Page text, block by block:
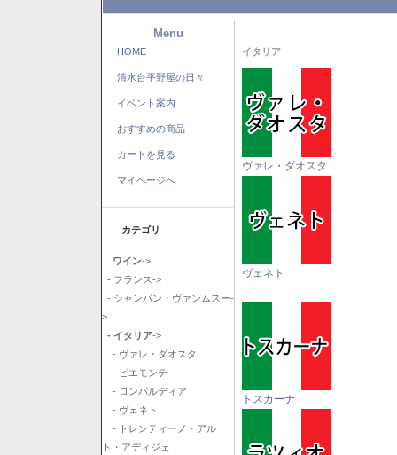
Menu
HOME
清水台平野屋の日々
イベント案内
おすすめの商品
カートを見る
マイページへ
カテゴリ
ワイン->
- フランス->
- シャンパン・ヴァンムスー-
>
- イタリア->
- ヴァレ・ダオスタ
- ピエモンテ
- ロンバルディア
- ヴェネト
- トレンティーノ・アル
ト・アディジェ
イタリア
ヴァレ・ダオスタ
ヴェネト
トスカーナ